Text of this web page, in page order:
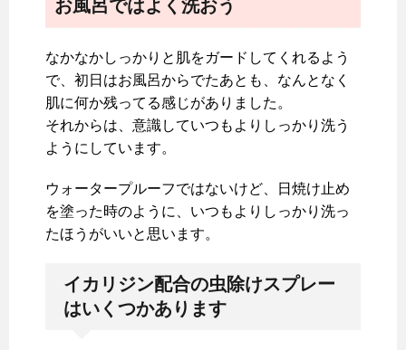
お風呂ではよく洗おう
なかなかしっかりと肌をガードしてくれるよう
で、初日はお風呂からでたあとも、なんとなく
肌に何か残ってる感じがありました。
それからは、意識していつもよりしっかり洗う
ようにしています。
ウォータープルーフではないけど、日焼け止め
を塗った時のように、いつもよりしっかり洗っ
たほうがいいと思います。
イカリジン配合の虫除けスプレー
はいくつかあります